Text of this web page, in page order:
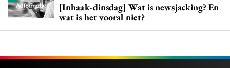
[Inhaak-dinsdag] Wat is newsjacking? En
wat is het vooral niet?